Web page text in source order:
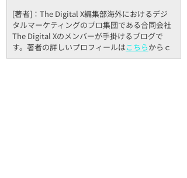
[著者]：The Digital X編集部海外におけるデジ
タルマーケティングのプロ集団である合同会社
The Digital Xのメンバーが手掛けるブログで
す。著者の詳しいプロフィールはこちらからｃ